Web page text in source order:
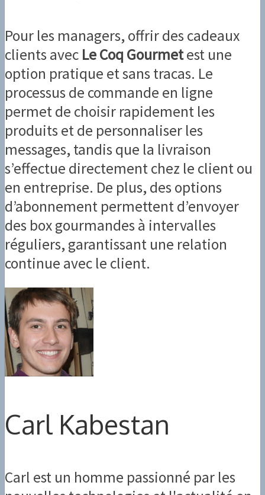
Pour les managers, offrir des cadeaux
clients avec Le Coq Gourmetest une
option pratique et sans tracas. Le
processus de commande en ligne
permet de choisir rapidement les
produits et de personnaliser les
messages, tandis que la livraison
s’effectue directement chez le client ou
en entreprise. De plus, des options
d’abonnement permettent d’envoyer
des box gourmandes à intervalles
réguliers, garantissant une relation
continue avec le client.
Carl Kabestan
Carl est un homme passionné par les